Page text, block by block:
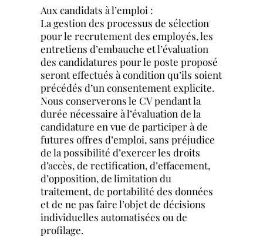
Aux candidats à l’emploi :
La gestion des processus de sélection
pour le recrutement des employés, les
entretiens d’embauche et l’évaluation
des candidatures pour le poste proposé
seront effectués à condition qu’ils soient
précédés d’un consentement explicite.
Nous conserverons le CV pendant la
durée nécessaire à l’évaluation de la
candidature en vue de participer à de
futures offres d’emploi, sans préjudice
de la possibilité d’exercer les droits
d’accès, de rectification, d’effacement,
d’opposition, de limitation du
traitement, de portabilité des données
et de ne pas faire l’objet de décisions
individuelles automatisées ou de
profilage.